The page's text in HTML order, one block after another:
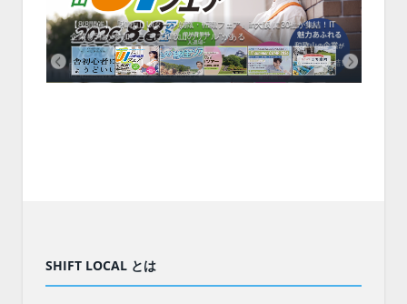
【8/8開催】「和歌山 UIターン就職・転職フェア」in大阪 に30社が集結！IT
企業も5社が参加、ここに“和歌山のリアル”がある
SHIFT LOCAL とは